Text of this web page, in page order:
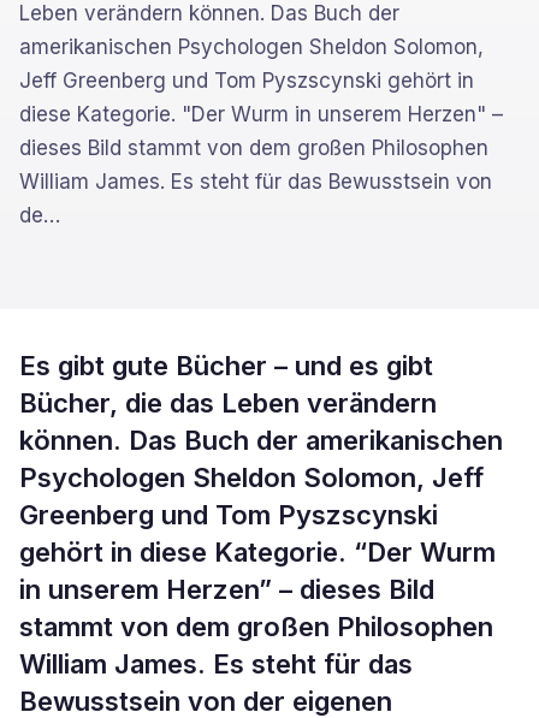
Leben verändern können. Das Buch der
amerikanischen Psychologen Sheldon Solomon,
Jeff Greenberg und Tom Pyszscynski gehört in
diese Kategorie. "Der Wurm in unserem Herzen" –
dieses Bild stammt von dem großen Philosophen
William James. Es steht für das Bewusstsein von
de…
Es gibt gute Bücher – und es gibt
Bücher, die das Leben verändern
können. Das Buch der amerikanischen
Psychologen Sheldon Solomon, Jeff
Greenberg und Tom Pyszscynski
gehört in diese Kategorie. “Der Wurm
in unserem Herzen” – dieses Bild
stammt von dem großen Philosophen
William James. Es steht für das
Bewusstsein von der eigenen